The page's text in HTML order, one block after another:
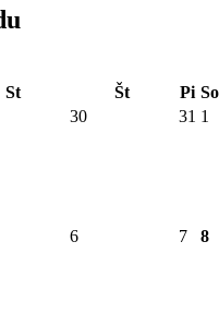
St Št Pi So
30 31 1
6 7 8